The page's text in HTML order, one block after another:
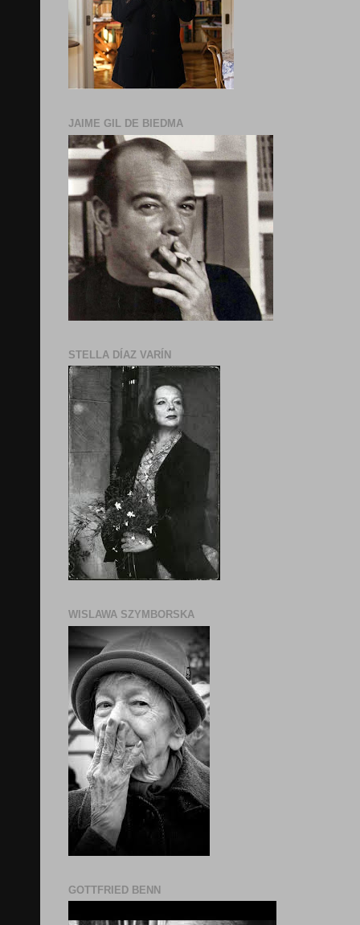
JAIME GIL DE BIEDMA
STELLA DÍAZ VARÍN
WISLAWA SZYMBORSKA
GOTTFRIED BENN